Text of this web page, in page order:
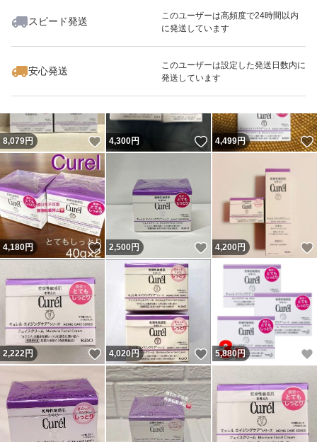
スピード発送
このユーザーは高頻度で24時間以内
に発送しています
安心発送
このユーザーは設定した発送日数内に
発送しています
いいね！
4,300
8,079円 いいね！
4,300円 いいね！
4,499円
4,180円 いいね！
2,500円 いいね！
4,200円
2,222円 いいね！
4,020円 いいね！
5,880円